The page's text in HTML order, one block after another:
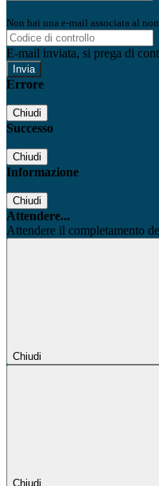
Non hai una e-mail associata al
E-mail inviata, si prega di
Errore
Chiudi
Successo
Chiudi
Informazione
Chiudi
Attendere...
Attendere il completamento
Chiudi
Chiudi